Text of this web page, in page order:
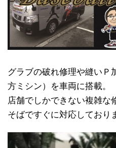
グラブの破れ修理や縫いＰ
方ミシン）を車両に搭載。
店舗でしかできない複雑な
そばですぐに対応しており